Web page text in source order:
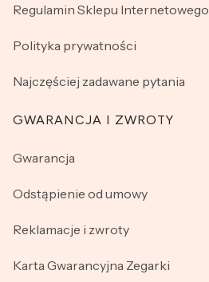
Regulamin Sklepu Internetowego
Polityka prywatności
Najczęściej zadawane pytania
GWARANCJA I ZWROTY
Gwarancja
Odstąpienie od umowy
Reklamacje i zwroty
Karta Gwarancyjna Zegarki